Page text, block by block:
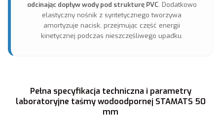
odcinając dopływ wody pod strukturę PVC. Dodatkowo
elastyczny nośnik z syntetycznego tworzywa
amortyzuje nacisk, przejmując część energii
kinetycznej podczas nieszczęśliwego upadku.
Pełna specyfikacja techniczna i parametry
laboratoryjne taśmy wodoodpornej STAMATS 50
mm